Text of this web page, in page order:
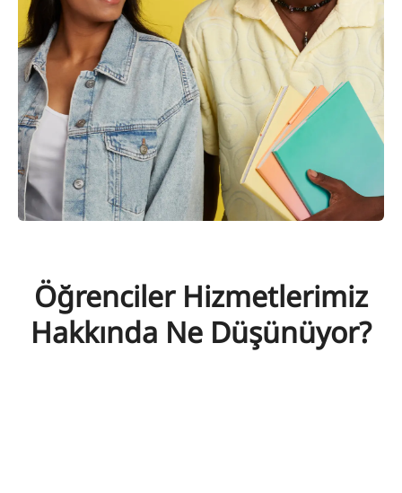
Öğrenciler Hizmetlerimiz
Hakkında Ne Düşünüyor?